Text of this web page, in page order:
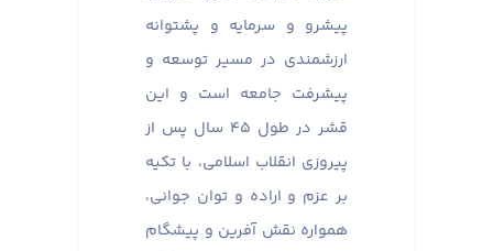
پیشرو و سرمایه و پشتوانه
ارزشمندی در مسیر توسعه و
پیشرفت جامعه است و این
قشر در طول ۴۵ سال پس از
پیروزی انقلاب اسلامی، با تکیه
بر عزم و اراده و توان جوانی،
همواره نقش آفرین و پیشگام